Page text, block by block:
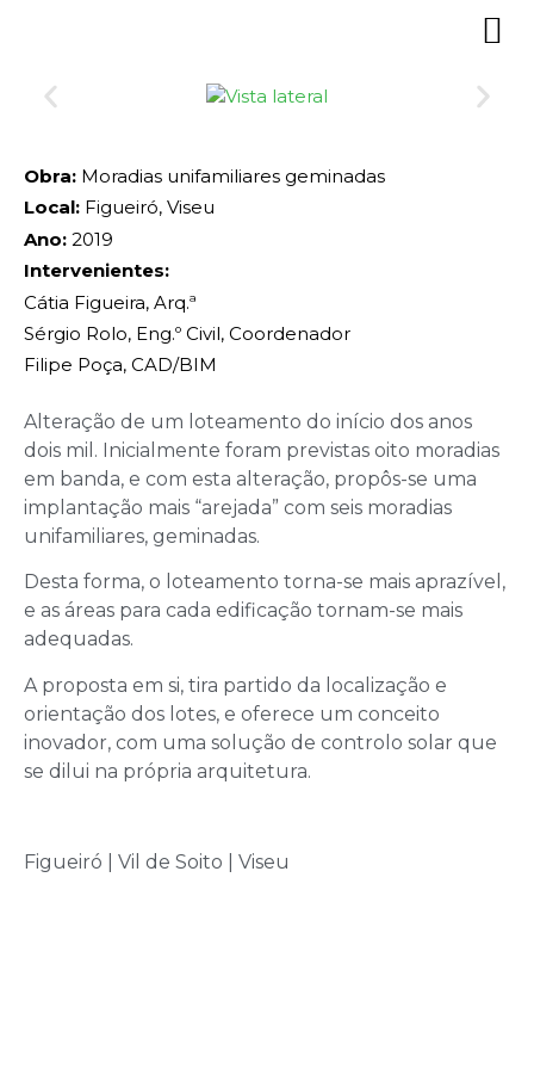
Obra: Moradias unifamiliares geminadas
Local: Figueiró, Viseu
Ano: 2019
Intervenientes:
Cátia Figueira, Arq.ª
Sérgio Rolo, Eng.º Civil, Coordenador
Filipe Poça, CAD/BIM
Alteração de um loteamento do início dos anos
dois mil. Inicialmente foram previstas oito moradias
em banda, e com esta alteração, propôs-se uma
implantação mais “arejada” com seis moradias
unifamiliares, geminadas.
Desta forma, o loteamento torna-se mais aprazível,
e as áreas para cada edificação tornam-se mais
adequadas.
A proposta em si, tira partido da localização e
orientação dos lotes, e oferece um conceito
inovador, com uma solução de controlo solar que
se dilui na própria arquitetura.
Figueiró | Vil de Soito | Viseu